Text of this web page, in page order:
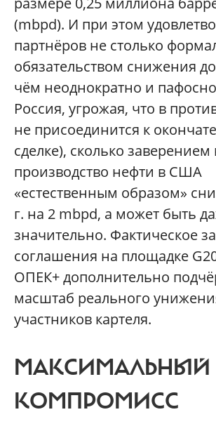
(mbpd). И при этом
партнёров не столько
обязательством снижения
чём неоднократно и
Россия, угрожая, что в
не присоединится к
сделке), сколько заверением
производство нефти в США
«естественным образом»
г. на 2 mbpd, а может быть
значительно. Фактическое
соглашения на площадке
ОПЕК+ дополнительно
масштаб реального
участников картеля.
МАКСИМАЛЬНЫЙ
КОМПРОМИСС